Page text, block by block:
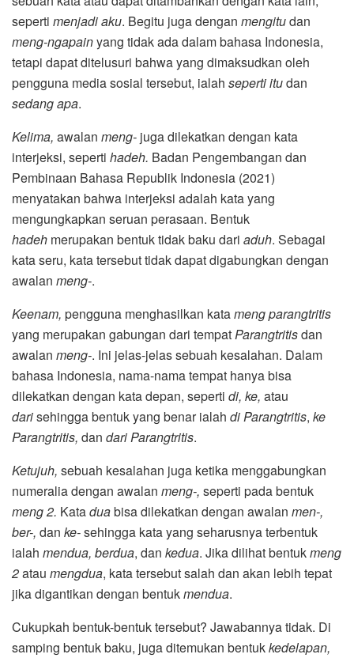
seperti menjadi aku. Begitu juga dengan mengitudan
meng-ngapainyang tidak ada dalam bahasa Indonesia,
tetapi dapat ditelusuri bahwa yang dimaksudkan oleh
pengguna media sosial tersebut, ialah seperti itudan
sedang apa.
Kelima, awalan meng- juga dilekatkan dengan kata
interjeksi, seperti hadeh. Badan Pengembangan dan
Pembinaan Bahasa Republik Indonesia (2021)
menyatakan bahwa interjeksi adalah kata yang
mengungkapkan seruan perasaan. Bentuk
hadeh merupakan bentuk tidak baku dari aduh. Sebagai
kata seru, kata tersebut tidak dapat digabungkan dengan
awalan meng-.
Keenam, pengguna menghasilkan katameng parangtritis
yang merupakan gabungan dari tempatParangtritisdan
awalan meng-. Ini jelas-jelas sebuah kesalahan. Dalam
bahasa Indonesia, nama-nama tempat hanya bisa
dilekatkan dengan kata depan, seperti di, ke, atau
darisehingga bentuk yang benar ialah di Parangtritis, ke
Parangtritis, dan dari Parangtritis.
Ketujuh, sebuah kesalahan juga ketika menggabungkan
numeralia dengan awalan meng-, seperti pada bentuk
meng 2. Kataduabisa dilekatkan dengan awalan men-,
ber-, dan ke-sehingga kata yang seharusnya terbentuk
ialah mendua, berdua, dan kedua. Jika dilihat bentukmeng
2atau mengdua, kata tersebut salah dan akan lebih tepat
jika digantikan dengan bentukmendua.
Cukupkah bentuk-bentuk tersebut? Jawabannya tidak. Di
samping bentuk baku, juga ditemukan bentukkedelapan,